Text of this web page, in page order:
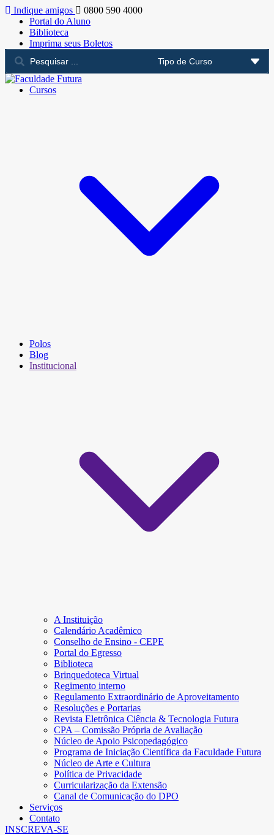
Indique amigos
0800 590 4000
Portal do Aluno
Biblioteca
Imprima seus Boletos
Cursos
Polos
Blog
Institucional
A Instituição
Calendário Acadêmico
Conselho de Ensino - CEPE
Portal do Egresso
Biblioteca
Brinquedoteca Virtual
Regimento interno
Regulamento Extraordinário de Aproveitamento
Resoluções e Portarias
Revista Eletrônica Ciência & Tecnologia Futura
CPA – Comissão Própria de Avaliação
Núcleo de Apoio Psicopedagógico
Programa de Iniciação Científica da Faculdade Futura
Núcleo de Arte e Cultura
Política de Privacidade
Curricularização da Extensão
Canal de Comunicação do DPO
Serviços
Contato
INSCREVA-SE